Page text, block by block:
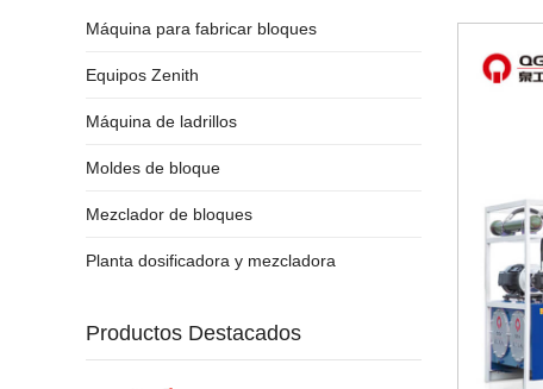
Máquina para fabricar bloques
Equipos Zenith
Máquina de ladrillos
Moldes de bloque
Mezclador de bloques
Planta dosificadora y mezcladora
Productos Destacados